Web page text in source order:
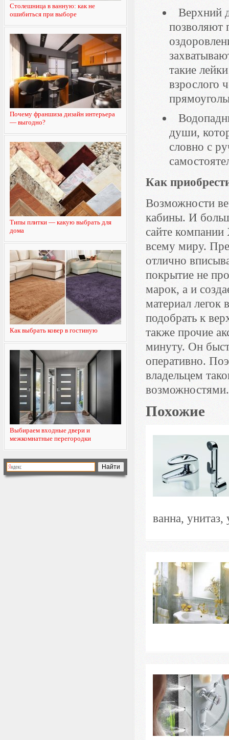
Столешница в ванную: как не
ошибиться при выборе
Почему франшиза дизайн интерьера
— выгодно?
Типы плитки — какую выбрать для
дома
Как выбрать ковер в гостиную
Выбираем входные двери и
межкомнатные перегородки
Верхний
позволяют
такие
взрослого
души,
словно с
Как
Возможности
кабины. И
сайте компании
всему миру.
отлично
покрытие не
марок, а и
материал легок
подобрать к
также прочие
минуту. Он
оперативно.
владельцем
возможностями.
Похожие
ванна,